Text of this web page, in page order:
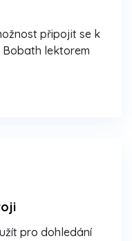
připojit se k
Bobath lektorem
pro dohledání